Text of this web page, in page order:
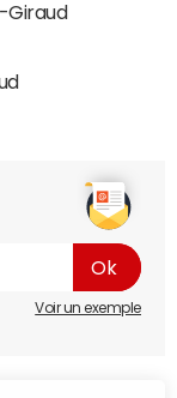
Giraud
Voir un exemple